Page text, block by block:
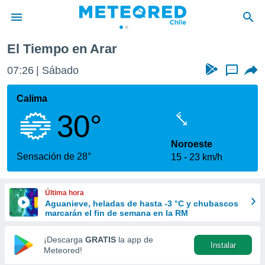
de
por
que se
calidad.
a este
las
y
forma
digital
basada
El Tiempo en Arar
07:26 Sábado ...
Calima
30°
Sensación de 28°
Noroeste
15
23 km/h
Última hora
Aguanieve, heladas de hasta -3 °C y chubascos
marcarán el fin de semana en la RM
¡Descarga GRATIS la app de
Meteored!
Instalar